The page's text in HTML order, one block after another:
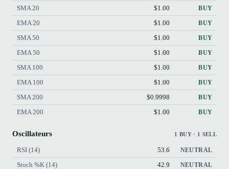
SMA 20 $1.00 BUY
EMA 20 $1.00 BUY
SMA 50 $1.00 BUY
EMA 50 $1.00 BUY
SMA 100 $1.00 BUY
EMA 100 $1.00 BUY
SMA 200 $0.9998 BUY
EMA 200 $1.00 BUY
Oscillateurs 1 BUY · 1 SELL
RSI (14) 53.6 NEUTRAL
Stoch %K (14) 42.9 NEUTRAL